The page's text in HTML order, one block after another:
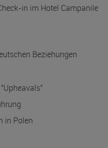
in im Hotel Campanile
Beziehungen
in Polen